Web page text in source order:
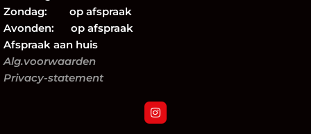
Zondag: op afspraak
Avonden: op afspraak
Afspraak aan huis
Alg.voorwaarden
Privacy-statement